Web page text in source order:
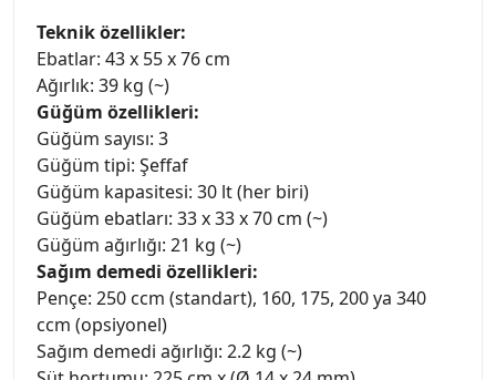
Teknik özellikler:
Ebatlar: 43 x 55 x 76 cm
Ağırlık: 39 kg (~)
Güğüm özellikleri:
Güğüm sayısı: 3
Güğüm tipi: Şeffaf
Güğüm kapasitesi: 30 lt (her biri)
Güğüm ebatları: 33 x 33 x 70 cm (~)
Güğüm ağırlığı: 21 kg (~)
Sağım demedi özellikleri:
Pençe: 250 ccm (standart), 160, 175, 200 ya 340
ccm (opsiyonel)
Sağım demedi ağırlığı: 2.2 kg (~)